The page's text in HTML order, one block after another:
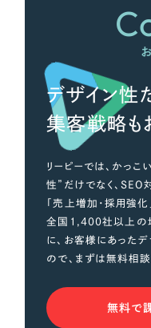
デザイン性
集客戦略も
リーピーでは、かっ
性”だけでなく、SEO
「売上増加・採用強化
全国1,400社以上の
に、お客様にあった
ので、まずは無料相談
無料で